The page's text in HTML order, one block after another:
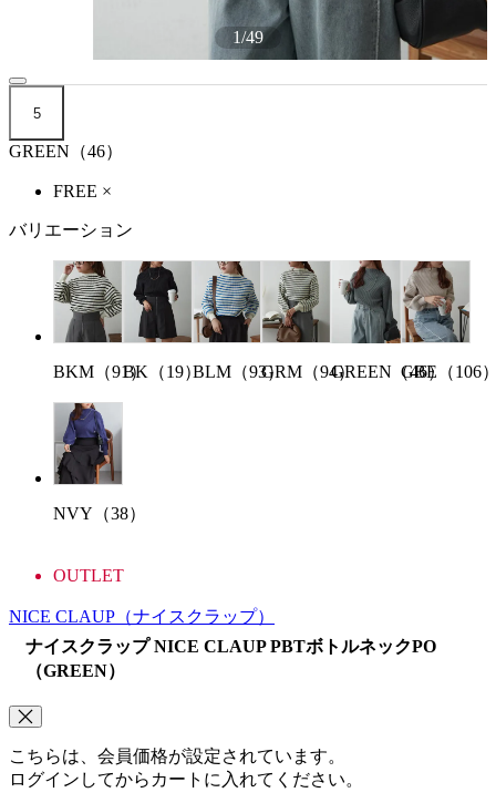
1/49
5
GREEN（46）
FREE ×
バリエーション
BKM（91）BK（19）BLM（93）GRM（94）GREEN（46）GBE（106
NVY（38）
OUTLET
NICE CLAUP （ナイスクラップ）
ナイスクラップ NICE CLAUP PBTボトルネックPO
（GREEN）
こちらは、会員価格が設定されています。
ログインしてからカートに入れてください。